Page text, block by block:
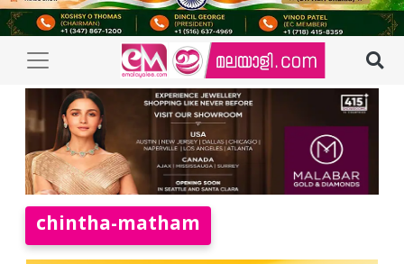
chintha-matham